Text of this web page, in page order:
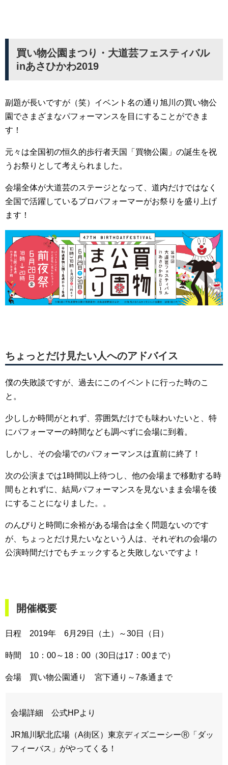
買い物公園まつり・大道芸フェスティバル
inあさひかわ2019
副題が長いですが（笑）イベント名の通り旭川の買い物公
園でさまざまなパフォーマンスを目にすることができま
す！
元々は全国初の恒久的歩行者天国「買物公園」の誕生を祝
うお祭りとして考えられました。
会場全体が大道芸のステージとなって、道内だけではなく
全国で活躍しているプロパフォーマーがお祭りを盛り上げ
ます！
ちょっとだけ見たい人へのアドバイス
僕の失敗談ですが、過去にこのイベントに行った時のこ
と。
少ししか時間がとれず、雰囲気だけでも味わいたいと、特
にパフォーマーの時間なども調べずに会場に到着。
しかし、その会場でのパフォーマンスは直前に終了！
次の公演までは1時間以上待つし、他の会場まで移動する時
間もとれずに、結局パフォーマンスを見ないまま会場を後
にすることになりました。。
のんびりと時間に余裕がある場合は全く問題ないのです
が、ちょっとだけ見たいなという人は、それぞれの会場の
公演時間だけでもチェックすると失敗しないですよ！
開催概要
日程 2019年 6月29日（土）～30日（日）
時間 10：00～18：00（30日は17：00まで）
会場 買い物公園通り 宮下通り～7条通まで
会場詳細 公式HPより
JR旭川駅北広場（A街区）東京ディズニーシーⓇ「ダッ
フィーバス」がやってくる！